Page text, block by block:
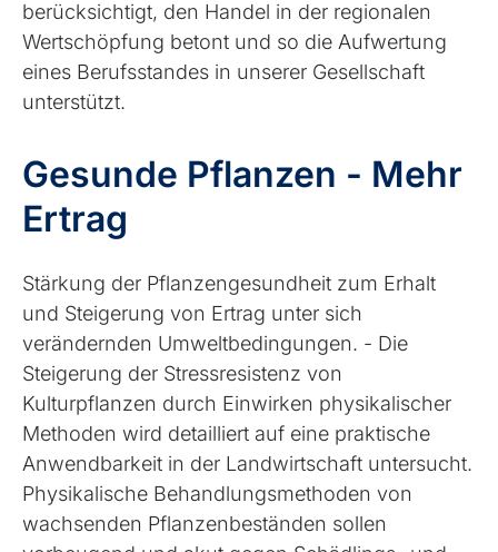
berücksichtigt, den Handel in der regionalen
Wertschöpfung betont und so die Aufwertung
eines Berufsstandes in unserer Gesellschaft
unterstützt.
Gesunde Pflanzen - Mehr
Ertrag
Stärkung der Pflanzengesundheit zum Erhalt
und Steigerung von Ertrag unter sich
verändernden Umweltbedingungen. - Die
Steigerung der Stressresistenz von
Kulturpflanzen durch Einwirken physikalischer
Methoden wird detailliert auf eine praktische
Anwendbarkeit in der Landwirtschaft untersucht.
Physikalische Behandlungsmethoden von
wachsenden Pflanzenbeständen sollen